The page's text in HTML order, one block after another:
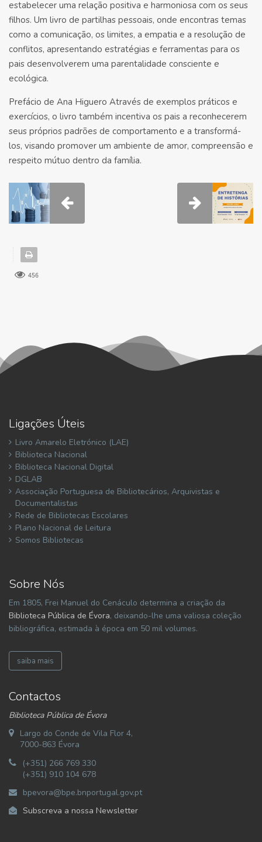
estabelecer uma relação positiva e harmoniosa com os seus
filhos. Um livro de partilhas pessoais, onde encontras temas
como a comunicação, os limites, a empatia e a resolução de
conflitos, apresentando estratégias e ferramentas para os
pais desenvolverem uma parentalidade consciente e
ecológica.
Prefácio de Ana Higuero Através de exemplos práticos e
exercícios, o livro também incentiva os pais a reconhecerem
seus próprios padrões de comportamento e a transformá-
los, visando promover um ambiente de amor, compreensão e
respeito mútuo dentro da família.
456
Ligações Úteis
Livro Amarelo Eletrónico (LAE)
Biblioteca Nacional
Biblioteca Nacional Digital
DGLAB
Associação Portuguesa de Bibliotecários, Arquivistas e
Documentalistas
Rede de Bibliotecas Escolares
Plano Nacional de Leitura
Somos Bibliotecas
Sobre Nós
Em 1805, Frei Manuel do Cenáculo determina a criação da
Biblioteca Pública de Évora, deixando-lhe uma valiosa coleção
bibliográfica, estimada à época em 50 mil volumes.
saiba mais
Contactos
Biblioteca Pública de Évora
Largo do Conde de Vila Flor 4,
7000-863 Évora
(+351) 266 769 330
(+351) 910 104 678
bpevora@bpe.bnportugal.gov.pt
Subscreva a nossa Newsletter